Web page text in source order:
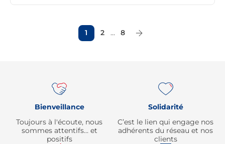
1 2 ... 8
Bienveillance
Toujours à l'écoute, nous
sommes attentifs… et
positifs
Solidarité
C’est le lien qui engage nos
adhérents du réseau et nos
clients